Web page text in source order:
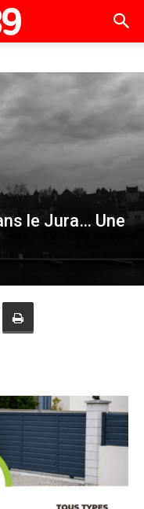
le Jura… Une